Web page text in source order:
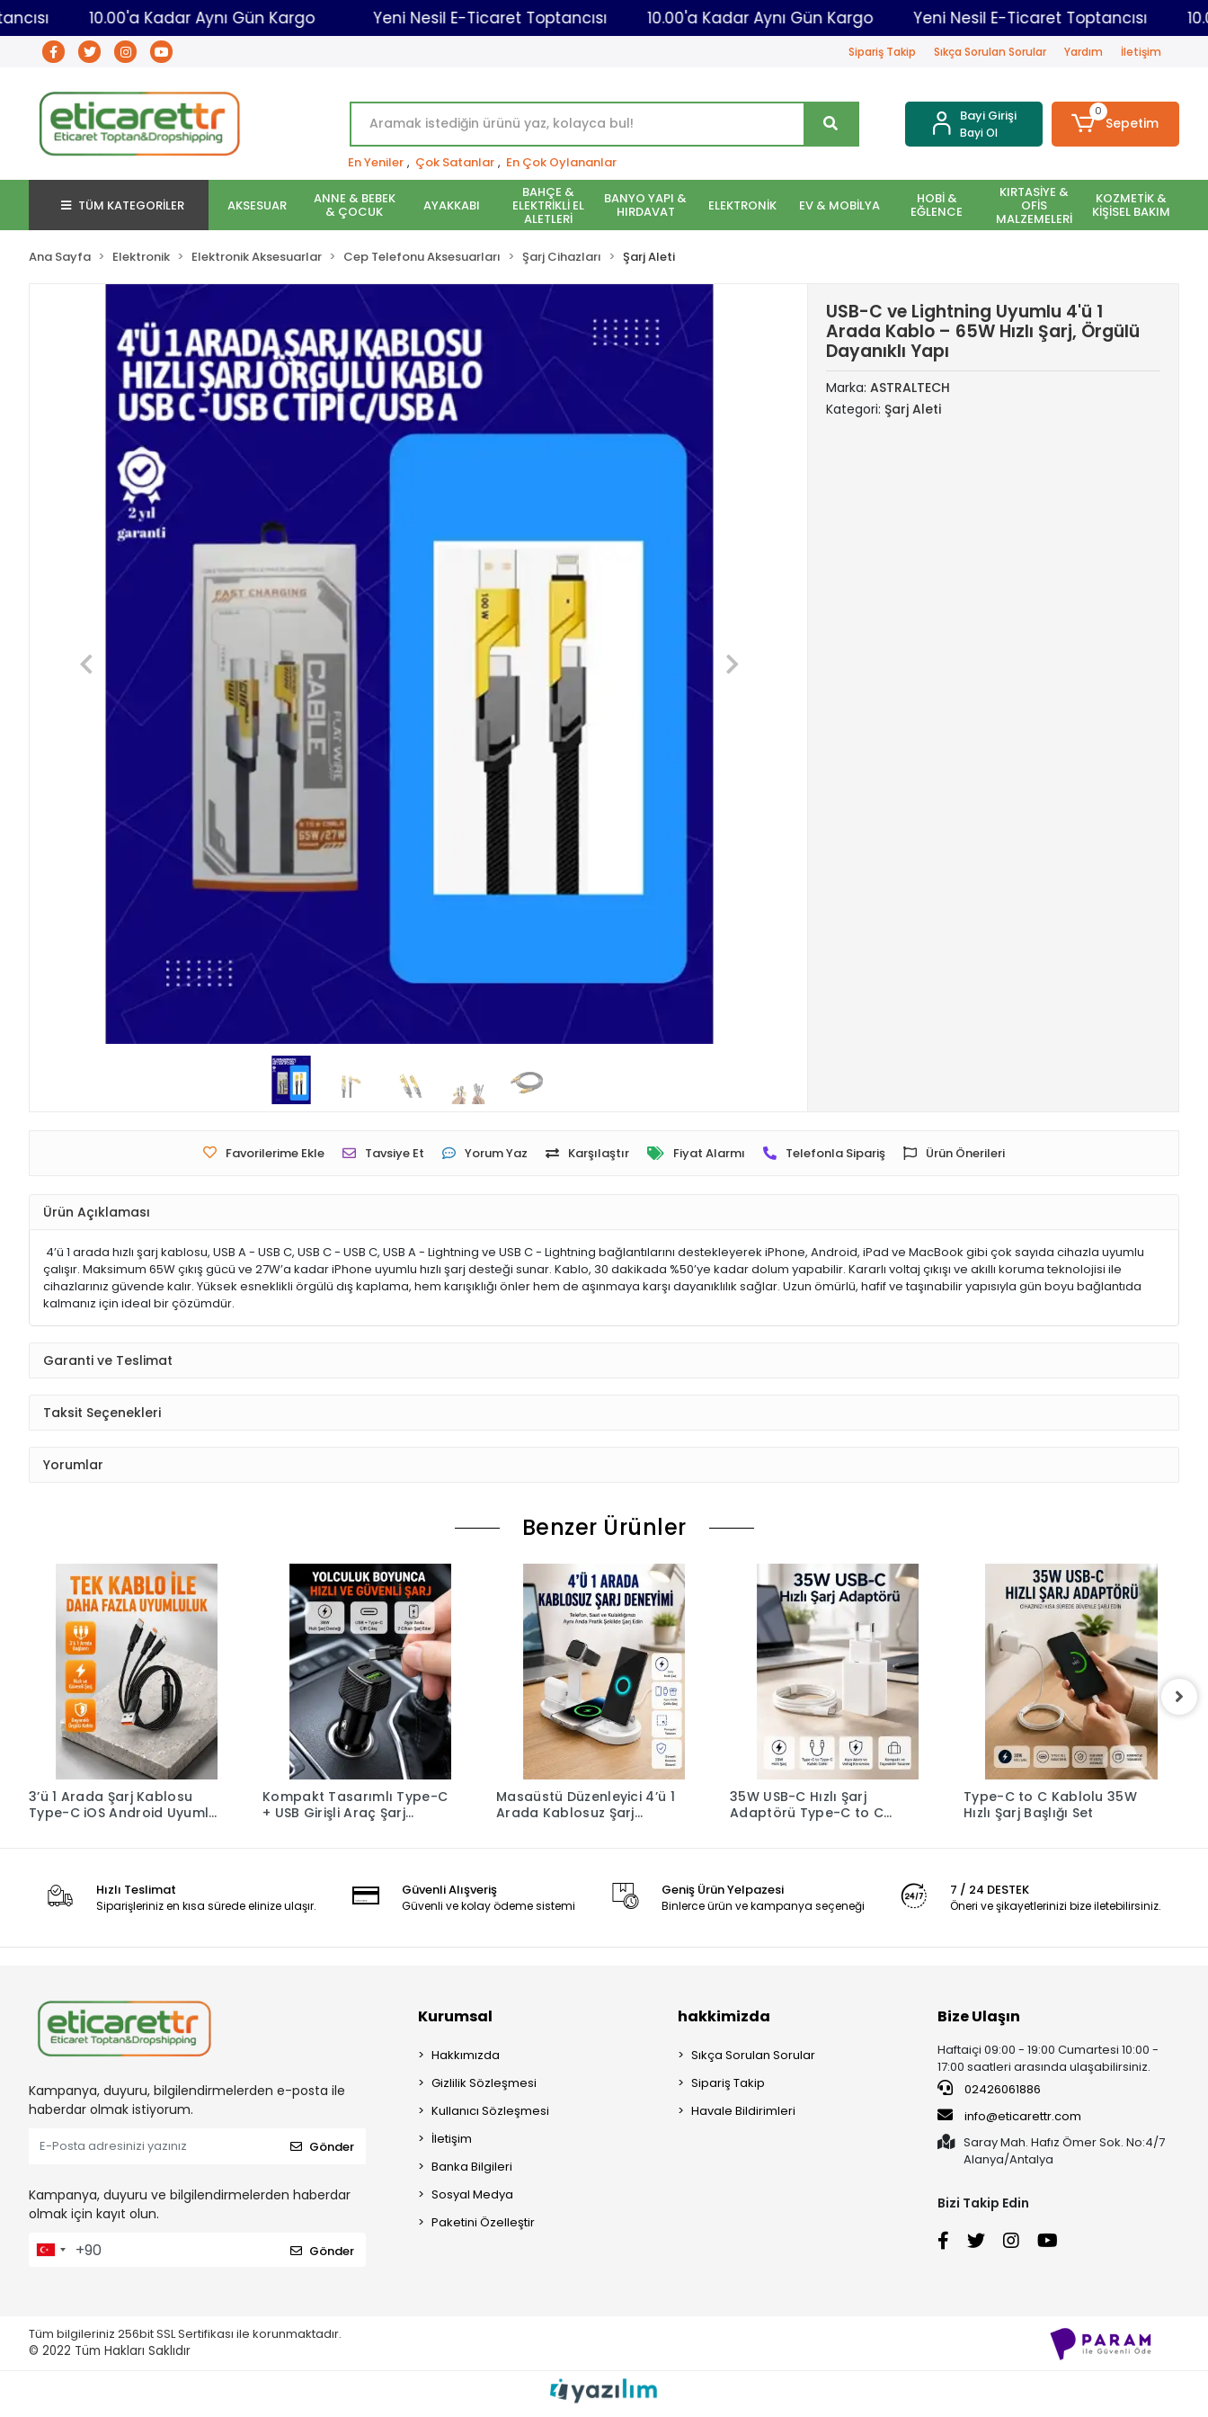
Toptancısı 10.00'a Kadar Aynı Gün Kargo Yeni Nesil E-Ticaret Toptancısı 10.00'a Kadar Aynı Gün Kargo Yeni Nesil E-Ticaret Toptancısı
Sipariş Takip Sıkça Sorulan Sorular Yardım İletişim
En Yeniler , Çok Satanlar , En Çok Oylananlar
Bayi Girişi
Bayi Ol
0
Sepetim
TÜM KATEGORİLER AKSESUAR ANNE & BEBEK
& ÇOCUK AYAKKABI
BAHÇE &
ELEKTRİKLİ EL
ALETLERİ
BANYO YAPI &
HIRDAVAT ELEKTRONİK EV & MOBİLYA HOBİ &
EĞLENCE
KIRTASİYE &
OFİS
MALZEMELERİ
KOZMETİK &
KİŞİSEL BAKIM
Ana Sayfa Elektronik Elektronik Aksesuarlar Cep Telefonu Aksesuarları Şarj Cihazları Şarj Aleti
USB-C ve Lightning Uyumlu 4'ü 1
Arada Kablo – 65W Hızlı Şarj, Örgülü
Dayanıklı Yapı
Marka:ASTRALTECH
Kategori: Şarj Aleti
Favorilerime Ekle Tavsiye Et Yorum Yaz Karşılaştır Fiyat Alarmı Telefonla Sipariş Ürün Önerileri
Ürün Açıklaması
4’ü 1 arada hızlı şarj kablosu, USB A - USB C, USB C - USB C, USB A - Lightning ve USB C - Lightning bağlantılarını destekleyerek iPhone, Android, iPad ve MacBook gibi çok sayıda cihazla uyumlu
çalışır. Maksimum 65W çıkış gücü ve 27W’a kadar iPhone uyumlu hızlı şarj desteği sunar. Kablo, 30 dakikada %50’ye kadar dolum yapabilir. Kararlı voltaj çıkışı ve akıllı koruma teknolojisi ile
cihazlarınız güvende kalır. Yüksek esneklikli örgülü dış kaplama, hem karışıklığı önler hem de aşınmaya karşı dayanıklılık sağlar. Uzun ömürlü, hafif ve taşınabilir yapısıyla gün boyu bağlantıda
kalmanız için ideal bir çözümdür.
Garanti ve Teslimat
Taksit Seçenekleri
Yorumlar
Benzer Ürünler
3’ü 1 Arada Şarj Kablosu
Type-C iOS Android Uyumlu
Kompakt Tasarımlı Type-C
+ USB Girişli Araç Şarj
Masaüstü Düzenleyici 4’ü 1
Arada Kablosuz Şarj
35W USB-C Hızlı Şarj
Adaptörü Type-C to C
Type-C to C Kablolu 35W
Hızlı Şarj Başlığı Set
Hızlı Teslimat
Siparişleriniz en kısa sürede elinize ulaşır.
Güvenli Alışveriş
Güvenli ve kolay ödeme sistemi
Geniş Ürün Yelpazesi
Binlerce ürün ve kampanya seçeneği
7 / 24 DESTEK
Öneri ve şikayetlerinizi bize iletebilirsiniz.
Kampanya, duyuru, bilgilendirmelerden e-posta ile
haberdar olmak istiyorum.
Gönder
Kampanya, duyuru ve bilgilendirmelerden haberdar
olmak için kayıt olun.
Gönder
Kurumsal
Hakkımızda
Gizlilik Sözleşmesi
Kullanıcı Sözleşmesi
İletişim
Banka Bilgileri
Sosyal Medya
Paketini Özelleştir
hakkimizda
Sıkça Sorulan Sorular
Sipariş Takip
Havale Bildirimleri
Bize Ulaşın
Haftaiçi 09:00 - 19:00 Cumartesi 10:00 -
17:00 saatleri arasında ulaşabilirsiniz.
02426061886
info@eticarettr.com
Saray Mah. Hafız Ömer Sok. No:4/7
Alanya/Antalya
Bizi Takip Edin
Tüm bilgileriniz 256bit SSL Sertifikası ile korunmaktadır.
© 2022 Tüm Hakları Saklıdır